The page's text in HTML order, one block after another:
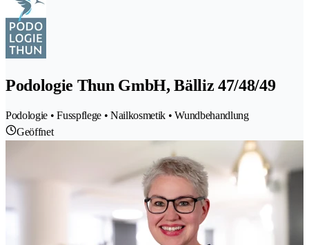
Podologie Thun GmbH, Bälliz 47/48/49
Podologie • Fusspflege • Nailkosmetik • Wundbehandlung
Geöffnet